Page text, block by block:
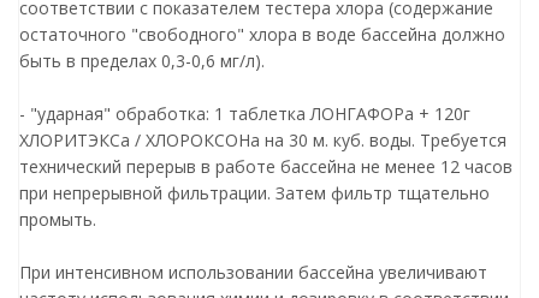
соответствии с показателем тестера хлора (содержание
остаточного "свободного" хлора в воде бассейна должно
быть в пределах 0,3-0,6 мг/л).
- "ударная" обработка: 1 таблетка ЛОНГАФОРа + 120г
ХЛОРИТЭКСа / ХЛОРОКСОНа на 30 м. куб. воды. Требуется
технический перерыв в работе бассейна не менее 12 часов
при непрерывной фильтрации. Затем фильтр тщательно
промыть.
При интенсивном использовании бассейна увеличивают